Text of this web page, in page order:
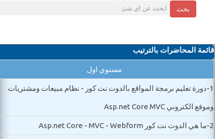
بحث
قائمة المحاضرات بالترتيب
مستوي اول
1- دورة تعليم برمجة المواقع بالدوت نت كور - نظام مبيعات ومشتريات
وموقع الكتروني Asp.net Core MVC
2- ما هي الدوت نت كور Asp.net Core - MVC - Webform